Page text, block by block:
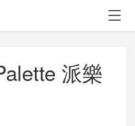
派樂